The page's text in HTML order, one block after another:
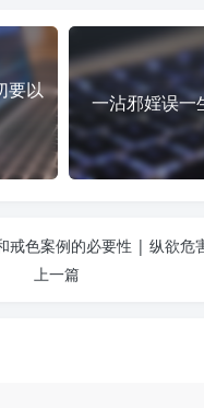
要以
一沾邪婬误
戒色案例的必要性 | 纵欲危
上一篇